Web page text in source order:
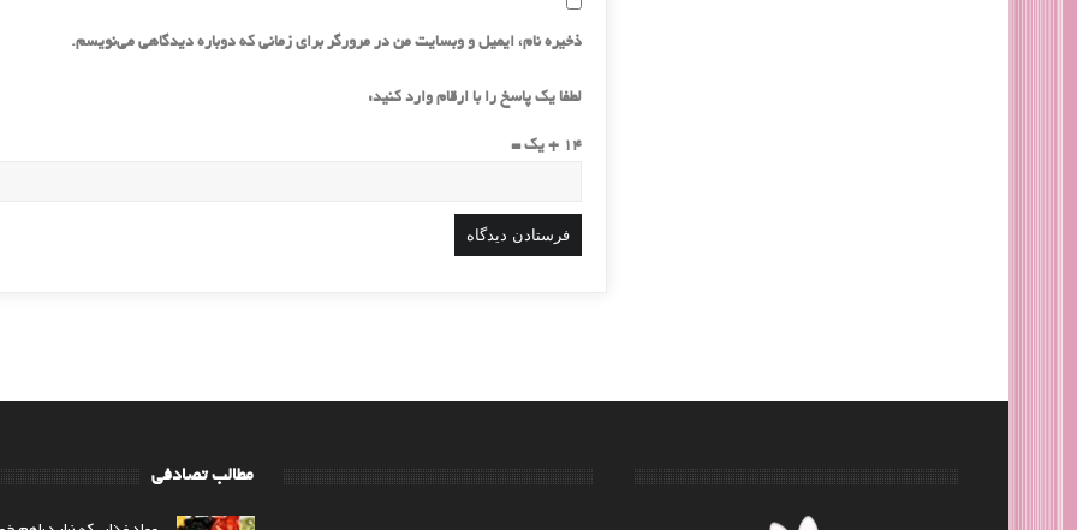
ذخیره نام، ایمیل و وبسایت من در مرورگر برای زمانی که دوباره دیدگاهی می‌نویسم.
لطفا یک پاسخ را با ارقام وارد کنید:
14 + یک =
مطالب تصادفی